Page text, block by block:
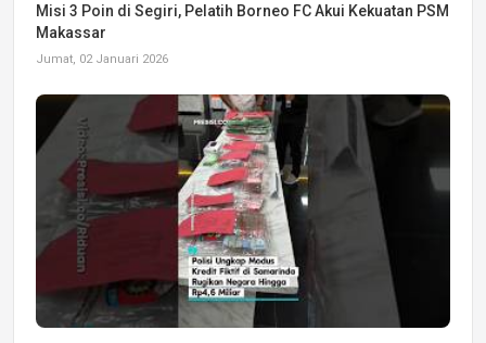
Misi 3 Poin di Segiri, Pelatih Borneo FC Akui Kekuatan PSM
Makassar
Jumat, 02 Januari 2026